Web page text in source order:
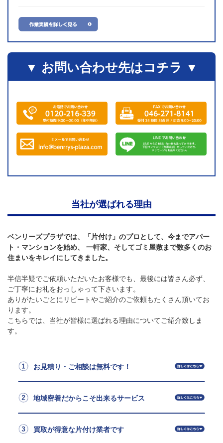
▼ お問い合わせ先はコチラ ▼
当社が選ばれる理由
ベンリーズプラザでは、「片付け」のプロとして、今までアパー
ト・マンションを始め、 一軒家、そしてゴミ屋敷まで数多くのお
住まいをキレイにしてきました。
半信半疑でご依頼いただいたお客様でも、最後には皆さん必ず、
ご丁寧にお礼をおっしゃって下さいます。
ありがたいごとにリピートやご紹介のご依頼もたくさん頂いてお
ります。
こちらでは、当社が皆様に選ばれる理由についてご紹介致しま
す。
お見積り・ご相談は無料です！
地域密着だからこそ出来るサービス
買取が得意な片付け業者です